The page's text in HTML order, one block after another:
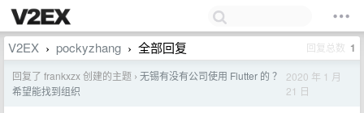
V2EX › pockyzhang › 全部回复 回复总数 1
回复了 frankxzx 创建的主题 › 无锡有没有公司使用 Flutter 的 ？
希望能找到组织
2020 年 1 月
21 日